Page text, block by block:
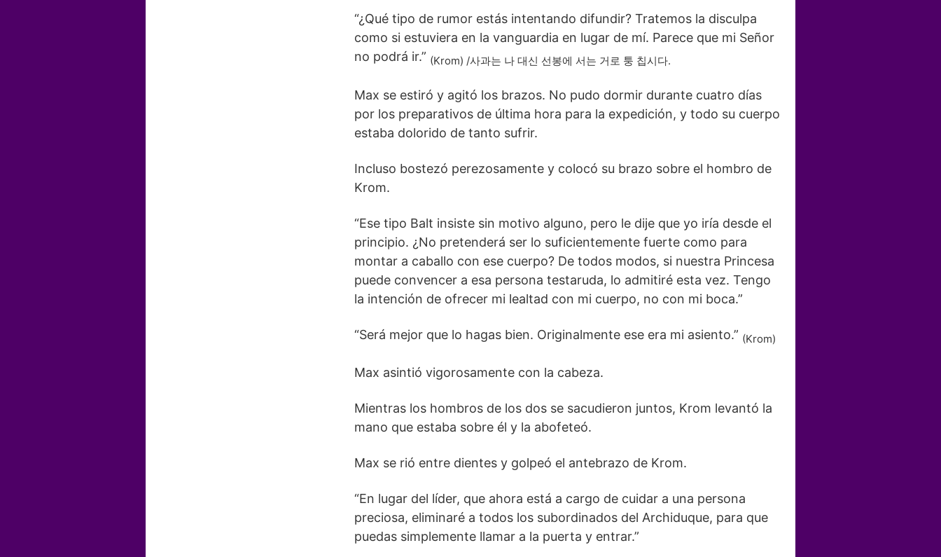
“¿Qué tipo de rumor estás intentando difundir? Tratemos la disculpa
como si estuviera en la vanguardia en lugar de mí. Parece que mi Señor
no podrá ir.” (Krom) /사과는 나대신 선봉에서는 거로 퉁 칩시다.
Max se estiró y agitó los brazos. No pudo dormir durante cuatro días
por los preparativos de última hora para la expedición, y todo su cuerpo
estaba dolorido de tanto sufrir.
Incluso bostezó perezosamente y colocó su brazo sobre el hombro de
Krom.
“Ese tipo Balt insiste sin motivo alguno, pero le dije que yo iría desde el
principio. ¿No pretenderá ser lo suficientemente fuerte como para
montar a caballo con ese cuerpo? De todos modos, si nuestra Princesa
puede convencer a esa persona testaruda, lo admitiré esta vez. Tengo
la intención de ofrecer mi lealtad con mi cuerpo, no con mi boca.”
“Será mejor que lo hagas bien. Originalmente ese era mi asiento.” (Krom)
Max asintió vigorosamente con la cabeza.
Mientras los hombros de los dos se sacudieron juntos, Krom levantó la
mano que estaba sobre él y la abofeteó.
Max se rió entre dientes y golpeó el antebrazo de Krom.
“En lugar del líder, que ahora está a cargo de cuidar a una persona
preciosa, eliminaré a todos los subordinados del Archiduque, para que
puedas simplemente llamar a la puerta y entrar.”